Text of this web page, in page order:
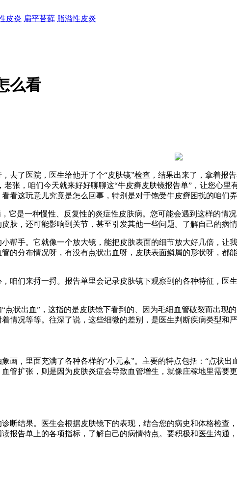
皮炎 扁平苔藓 脂溢性皮炎
么看
去了医院，医生给他开了个“皮肤镜”检查，结果出来了，拿着报
老张，咱们今天就来好好聊聊这“牛皮癣皮肤镜报告单”，让您心
看这玩意儿究竟是怎么回事，特别是对于饱受牛皮癣困扰的咱们
它是一种慢性、反复性的炎症性皮肤病。您可能会遇到这样的
肤，还可能影响到关节，甚至引发其他一些问题。了解自己的病
帮手。它就像一个放大镜，能把皮肤表面的细节放大好几倍，
的分布情况呀，有没有点状出血呀，皮肤表面鳞屑的形状呀，
咱们来捋一捋。报告单里会记录皮肤镜下观察到的各种特征，
点状出血”，这指的是皮肤镜下看到的、因为毛细血管破裂而出现
情况等等。往深了说，这些细微的差别，是医生判断疾病类型和严
画，里面充满了各种各样的“小元素”。主要的特点包括：“点状
管扩张，则是因为皮肤炎症会导致血管增生，就像庄稼地里需
断结果。医生会根据皮肤镜下的表现，结合您的病史和体格检查
报告单上的各项指标，了解自己的病情特点。要积极和医生沟